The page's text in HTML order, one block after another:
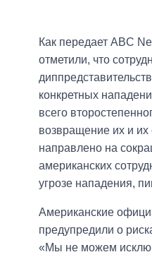
Как передает ABC
отметили, что
конкретных
всего
возвращение их и
направлено на
американских
угрозе нападения,
Американские
предупредили о
«Мы не можем